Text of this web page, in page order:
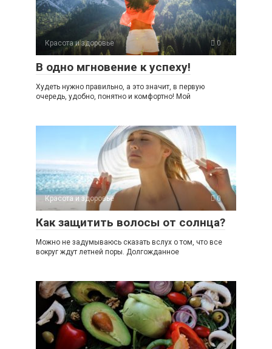
Красота и здоровье 0
В одно мгновение к успеху!
Худеть нужно правильно, а это значит, в первую
очередь, удобно, понятно и комфортно! Мой
Красота и здоровье 0
Как защитить волосы от солнца?
Можно не задумываюсь сказать вслух о том, что все
вокруг ждут летней поры. Долгожданное